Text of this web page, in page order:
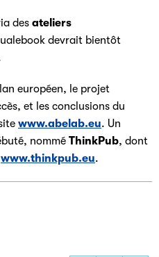
des ateliers
devrait bientôt
européen, le projet
et les conclusions du
www.abelab.eu. Un
nommé ThinkPub, dont
www.thinkpub.eu.